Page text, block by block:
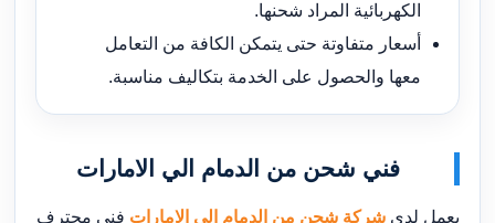
الكهربائية المراد شحنها.
أسعار متفاوتة حتى يتمكن الكافة من التعامل
معها والحصول على الخدمة بتكاليف مناسبة.
فني شحن من الدمام الي الامارات
يعمل لدىشركة شحن من الدمام الي الاماراتفني محترف